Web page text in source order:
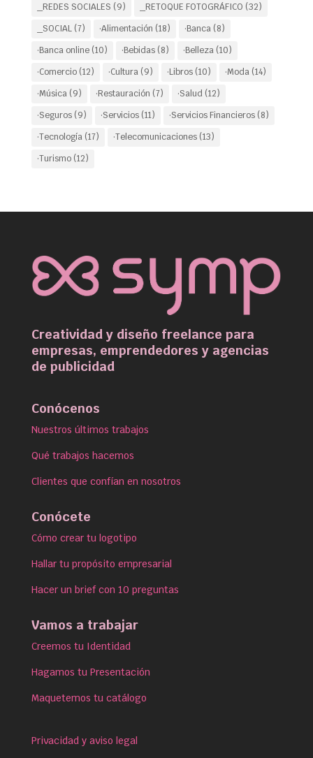
_REDES SOCIALES (9) _RETOQUE FOTOGRÁFICO (32)
_SOCIAL(7) ·Alimentación (18) ·Banca(8)
·Banca online(10) ·Bebidas(8) ·Belleza(10)
·Comercio(12) ·Cultura(9) ·Libros(10) ·Moda(14)
·Música(9) ·Restauración (7) ·Salud (12)
·Seguros(9) ·Servicios(11) ·Servicios Financieros(8)
·Tecnología(17) ·Telecomunicaciones(13)
·Turismo(12)
Creatividad y diseño freelance para
empresas, emprendedores y agencias
de publicidad
Conócenos
Nuestros últimos trabajos
Qué trabajos hacemos
Clientes que confían en nosotros
Conócete
Cómo crear tu logotipo
Hallar tu propósito empresarial
Hacer un brief con 10 preguntas
Vamos a trabajar
Creemos tu Identidad
Hagamos tu Presentación
Maquetemos tu catálogo
Privacidad y aviso legal